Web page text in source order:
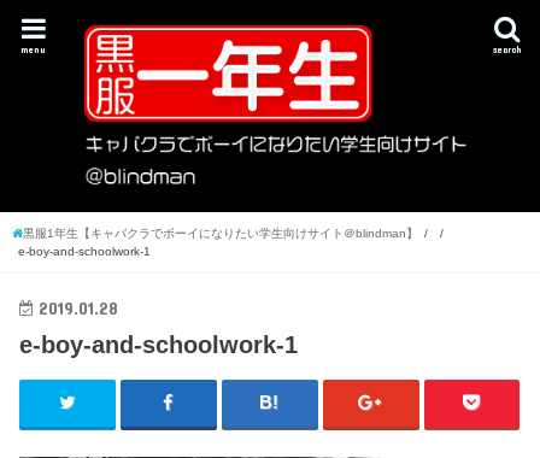
search
menu
黒服1年生【キャバクラでボーイになりたい学生向けサイト＠blindman】
e-boy-and-schoolwork-1
2019.01.28
e-boy-and-schoolwork-1